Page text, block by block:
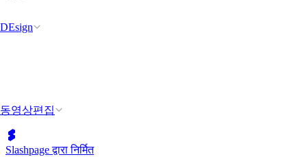
DEsign
동영상편집
Slashpage द्वारा निर्मित